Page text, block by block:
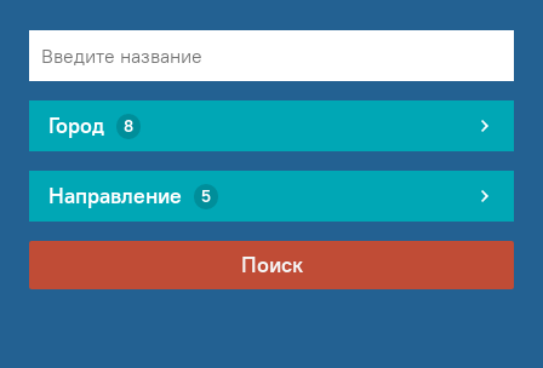
Город 8
Направление 5
Поиск